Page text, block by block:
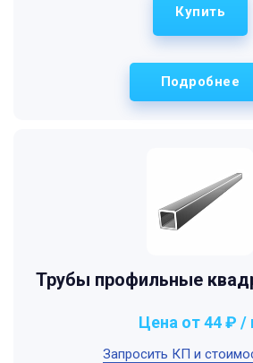
Подробнее
Купить
Трубы профильные
Запросить КП и
Цена от 44 ₽ /